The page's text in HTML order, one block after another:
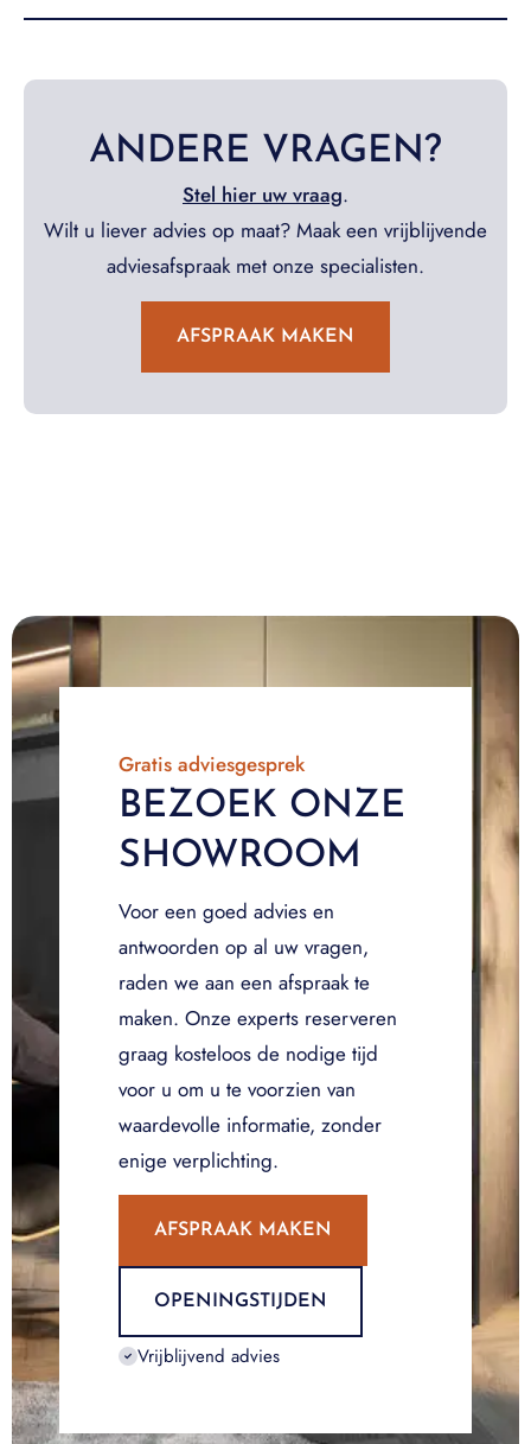
ANDERE VRAGEN?
Stel hier uw vraag.
Wilt u liever advies op maat? Maak een vrijblijvende
adviesafspraak met onze specialisten.
AFSPRAAK MAKEN
Gratis adviesgesprek
BEZOEK ONZE
SHOWROOM
Voor een goed advies en
antwoorden op al uw vragen,
raden we aan een afspraak te
maken. Onze experts reserveren
graag kosteloos de nodige tijd
voor u om u te voorzien van
waardevolle informatie, zonder
enige verplichting.
AFSPRAAK MAKEN
OPENINGSTIJDEN
Vrijblijvend advies